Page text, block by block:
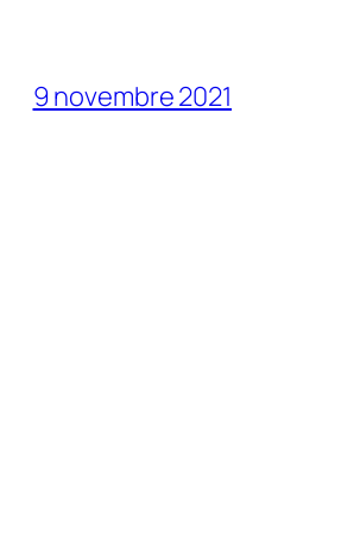
9 novembre 2021